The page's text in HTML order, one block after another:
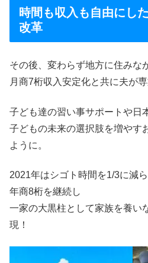
時間も収入も自由にし
改革
その後、変わらず地方に住みな
月商7桁収入安定化と共に夫が
子ども達の習い事サポートや日
子どもの未来の選択肢を増やす
ように。
2021年はシゴト時間を1/3に減
年商8桁を継続し
一家の大黒柱として家族を養い
現！